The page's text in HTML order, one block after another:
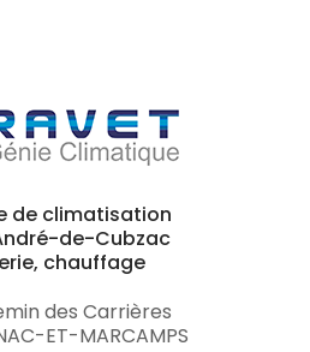
de climatisation
de-Cubzac
chauffage
des Carrières
ET-MARCAMPS